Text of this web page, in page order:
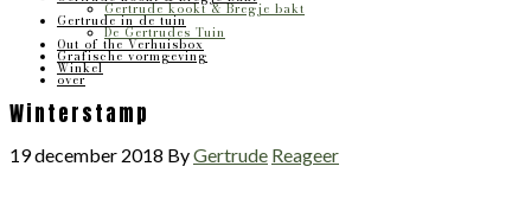
Gertrude kookt & Bregje bakt
Gertrude in de tuin
De Gertrudes Tuin
Out of the Verhuisbox
Grafische vormgeving
Winkel
over
Winterstamp
19 december 2018 ByGertrude Reageer